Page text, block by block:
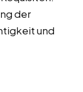
der
und